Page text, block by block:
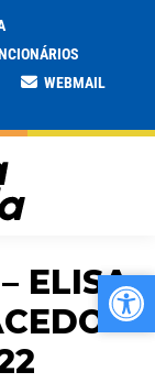
WEBMAIL
ELISA
–